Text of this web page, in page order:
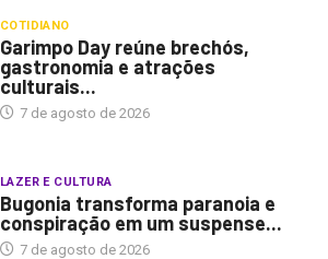
COTIDIANO
Garimpo Day reúne brechós,
gastronomia e atrações
culturais...
7 de agosto de 2026
LAZER E CULTURA
Bugonia transforma paranoia e
conspiração em um suspense...
7 de agosto de 2026